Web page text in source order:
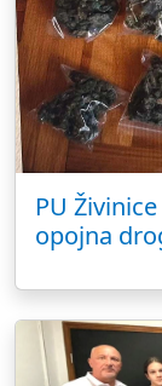
PU
opojna